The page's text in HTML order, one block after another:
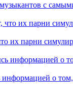
с
их парни
о